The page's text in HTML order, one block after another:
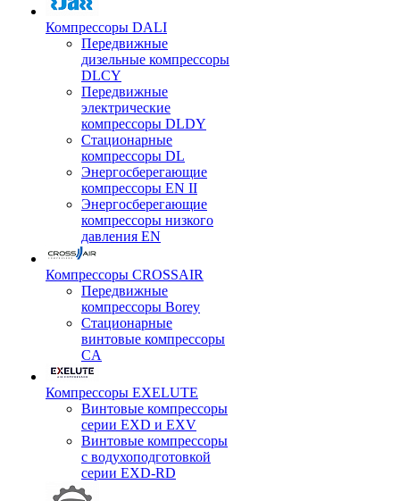
Компрессоры DALI
Передвижные
дизельные компрессоры
DLCY
Передвижные
электрические
компрессоры DLDY
Стационарные
компрессоры DL
Энергосберегающие
компрессоры EN II
Энергосберегающие
компрессоры низкого
давления EN
Компрессоры CROSSAIR
Передвижные
компрессоры Borey
Стационарные
винтовые компрессоры
CA
Компрессоры EXELUTE
Винтовые компрессоры
серии EXD и EXV
Винтовые компрессоры
с водухоподготовкой
серии EXD-RD